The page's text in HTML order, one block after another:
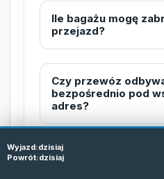
Ile bagażu mogę
przejazd?
Czy przewóz
bezpośrednio pod
adres?
Czy mogę zmienić
przejazdu po
Wyjazd:dzisiaj
Powrót:dzisiaj